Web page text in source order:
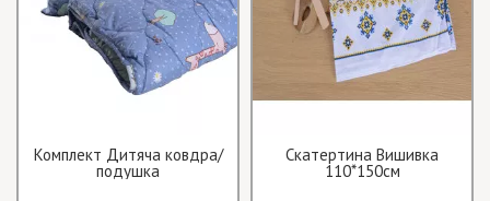
Комплект Дитяча ковдра/
подушка
Скатертина Вишивка
110*150см